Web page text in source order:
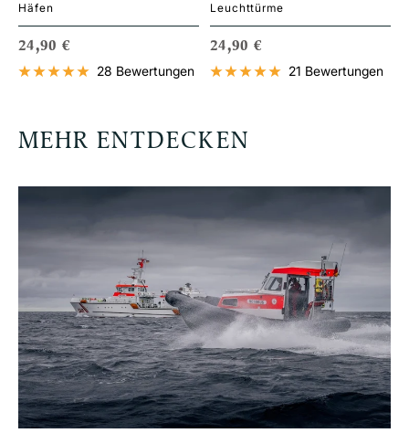
Häfen
ANGEBOTSPREIS
24,90 €
28 Bewertungen
Leuchttürme
ANGEBOTSPREIS
24,90 €
21 Bewertungen
MEHR ENTDECKEN